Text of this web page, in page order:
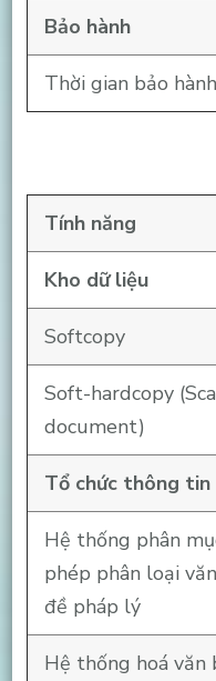
Bảo hành
Thời gian bảo hành
Tính năng
Kho dữ liệu
Softcopy
Soft-hardcopy
document)
Tổ chức thông tin
Hệ thống phân
phép phân loại
đề pháp lý
Hệ thống hoá văn